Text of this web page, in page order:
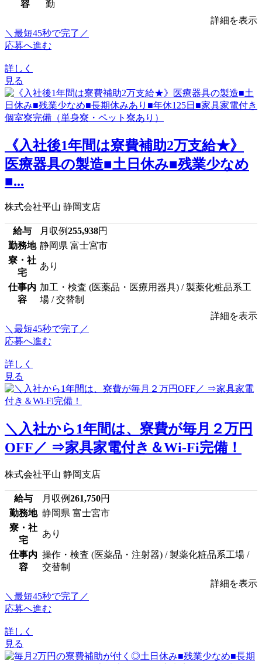
容
勤
詳細を表示
＼最短45秒で完了／
応募へ進む
詳しく
見る
《入社後1年間は寮費補助2万支給★》
医療器具の製造■土日休み■残業少なめ
■...
株式会社平山 静岡支店
給与 月収例255,938円
勤務地 静岡県 富士宮市
寮・社
宅
あり
仕事内
容
加工・検査 (医薬品・医療用器具) / 製薬化粧品系工
場 / 交替制
詳細を表示
＼最短45秒で完了／
応募へ進む
詳しく
見る
＼入社から1年間は、寮費が毎月２万円
OFF／ ⇒家具家電付き＆Wi-Fi完備！
株式会社平山 静岡支店
給与 月収例261,750円
勤務地 静岡県 富士宮市
寮・社
宅
あり
仕事内
容
操作・検査 (医薬品・注射器) / 製薬化粧品系工場 /
交替制
詳細を表示
＼最短45秒で完了／
応募へ進む
詳しく
見る